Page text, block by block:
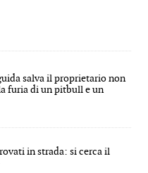
salva il proprietario non
furia di un pitbull e un
in strada: si cerca il